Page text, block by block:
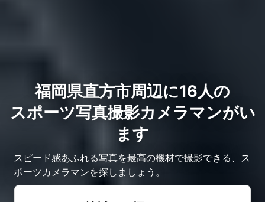
福岡県直方市周辺に16人の
スポーツ写真撮影カメラマンがい
ます
スピード感あふれる写真を最高の機材で撮影できる、ス
ポーツカメラマンを探しましょう。